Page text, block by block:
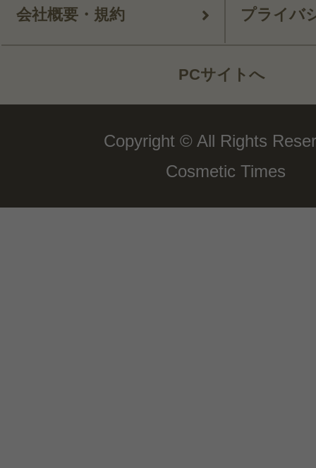
会社概要・規約 プライバ
PCサイトへ
Copyright © All Rights
Cosmetic Times